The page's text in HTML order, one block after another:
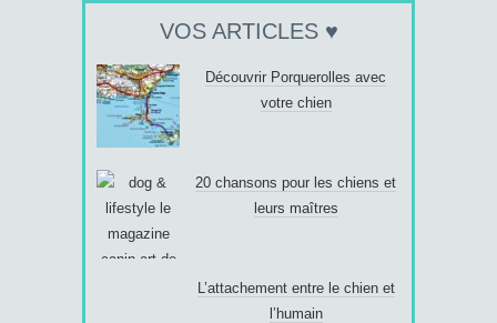
VOS ARTICLES ♥
Découvrir Porquerolles avec
votre chien
20 chansons pour les chiens et
leurs maîtres
L’attachement entre le chien et
l’humain